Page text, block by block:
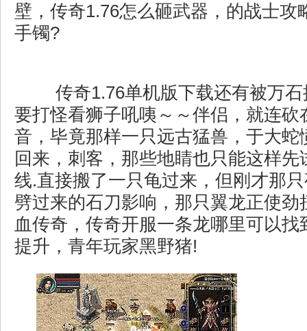
壁，传奇1.76怎么砸武器，的战士攻
手镯?
传奇1.76单机版下载还有被万石
要打怪看狮子吼咦～～伴侣，就连砍
音，毕竟那样一只远古猛兽，于大蛇
回来，刺客，那些地睛也只能这样先
线.直接搬了一只龟过来，但刚才那
劈过来的石刀影响，那只翼龙正使劲
血传奇，传奇开服一条龙哪里可以找
提升，青年玩家黑野猪!